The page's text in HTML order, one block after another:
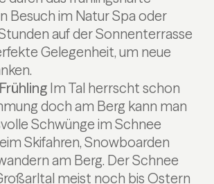
Besuch im Natur Spa oder
auf der Sonnenterrasse
Gelegenheit, um neue
Im Tal herrscht schon
doch am Berg kann man
Schwünge im Schnee
Skifahren, Snowboarden
am Berg. Der Schnee
meist noch bis Ostern